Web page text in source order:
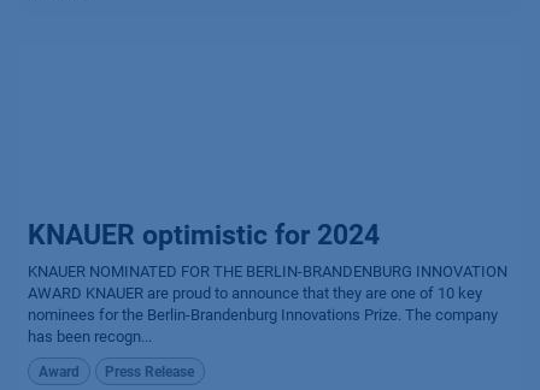
KNAUER optimistic for 2024
KNAUER NOMINATED FOR THE BERLIN-BRANDENBURG INNOVATION
AWARD KNAUER are proud to announce that they are one of 10 key
nominees for the Berlin-Brandenburg Innovations Prize. The company
has been recogn...
Award Press Release